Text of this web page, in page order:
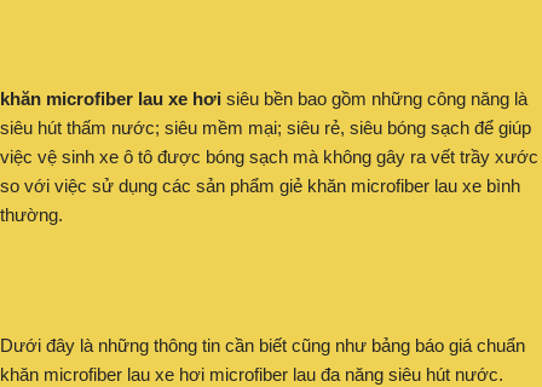
khăn microfiber lau xe hơi siêu bền bao gồm những công năng là
siêu hút thấm nước; siêu mềm mại; siêu rẻ, siêu bóng sạch để giúp
việc vệ sinh xe ô tô được bóng sạch mà không gây ra vết trầy xước
so với việc sử dụng các sản phẩm giẻ khăn microfiber lau xe bình
thường.
Dưới đây là những thông tin cần biết cũng như bảng báo giá chuẩn
khăn microfiber lau xe hơi microfiber lau đa năng siêu hút nước.